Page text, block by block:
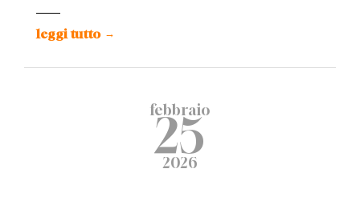
leggi tutto →
febbraio
25
2026